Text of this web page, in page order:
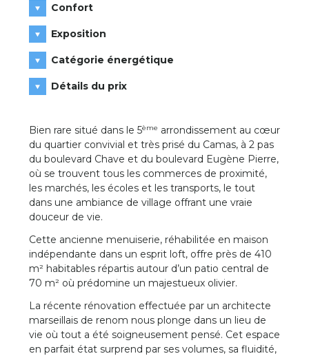
Confort
Exposition
Catégorie énergétique
Détails du prix
Bien rare situé dans le 5ème arrondissement au cœur
du quartier convivial et très prisé du Camas, à 2 pas
du boulevard Chave et du boulevard Eugène Pierre,
où se trouvent tous les commerces de proximité,
les marchés, les écoles et les transports, le tout
dans une ambiance de village offrant une vraie
douceur de vie.
Cette ancienne menuiserie, réhabilitée en maison
indépendante dans un esprit loft, offre près de 410
m² habitables répartis autour d’un patio central de
70 m² où prédomine un majestueux olivier.
La récente rénovation effectuée par un architecte
marseillais de renom nous plonge dans un lieu de
vie où tout a été soigneusement pensé. Cet espace
en parfait état surprend par ses volumes, sa fluidité,